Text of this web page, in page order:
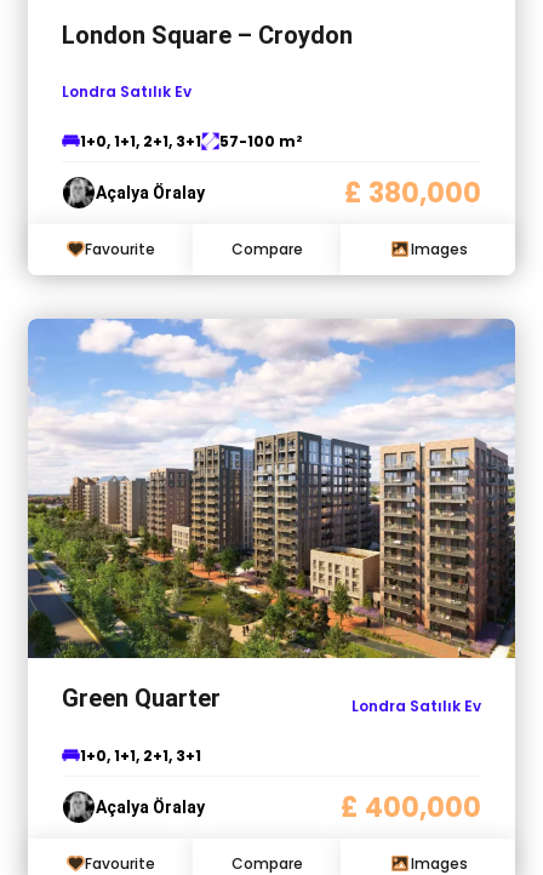
London Square – Croydon
Londra Satılık Ev
1+0, 1+1, 2+1, 3+1 57-100 m²
Açalya Öralay £ 380,000
Favourite Compare Images
Green Quarter Londra Satılık Ev
1+0, 1+1, 2+1, 3+1
Açalya Öralay £ 400,000
Favourite Compare Images